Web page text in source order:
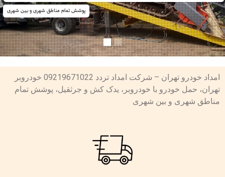
پوشش تمام مناطق شهری و بین شهری
امداد خودرو تهران – شرکت امداد تردد 09219671022 خودروبر
تهران، حمل خودرو با خودروبر، یدک کش و جرثقیل، پوشش تمام
مناطق شهری و بین شهری